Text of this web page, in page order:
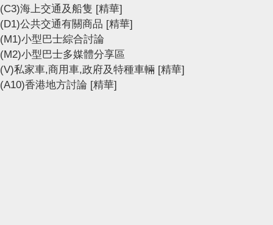
(C3)海上交通及船隻 [精華]
(D1)公共交通有關商品 [精華]
(M1)小型巴士綜合討論
(M2)小型巴士多媒體分享區
(V)私家車,商用車,政府及特種車輛 [精華]
(A10)香港地方討論 [精華]